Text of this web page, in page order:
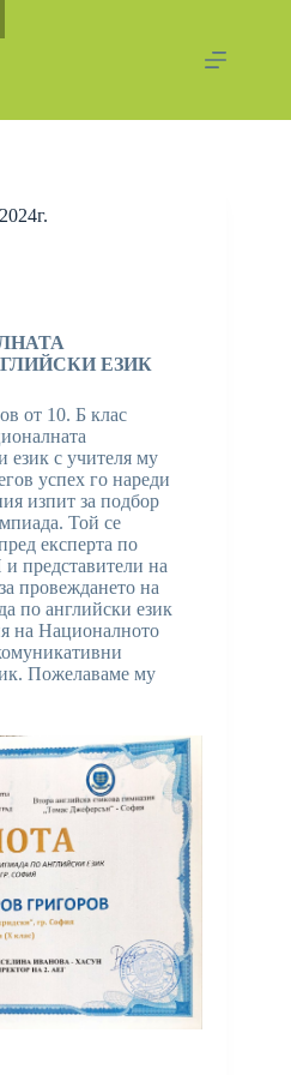
ЕЗИК
от 10. Б клас
език с учителя му
успех го нареди
изпит за подбор
Той се
експерта по
представители на
провеждането на
по английски език
на Националното
Пожелаваме му